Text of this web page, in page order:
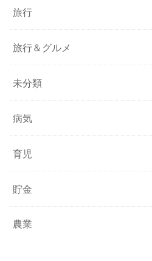
旅行
旅行＆グルメ
未分類
病気
育児
貯金
農業